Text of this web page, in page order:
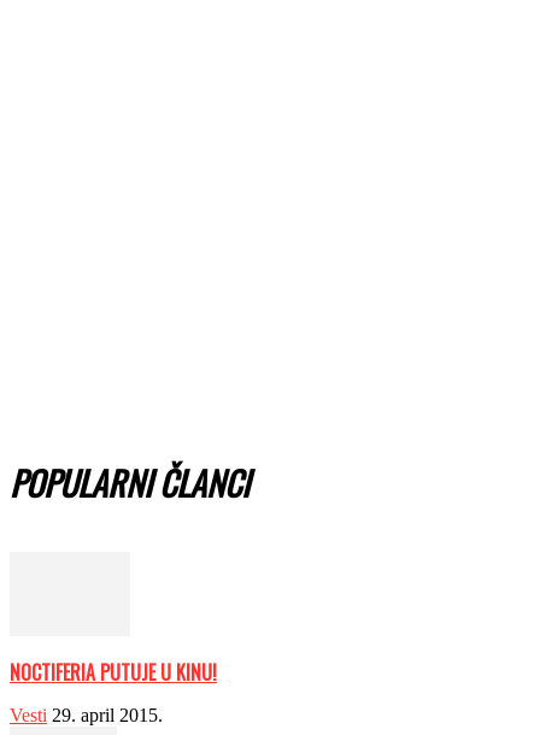
POPULARNI ČLANCI
NOCTIFERIA PUTUJE U KINU!
Vesti 29. april 2015.